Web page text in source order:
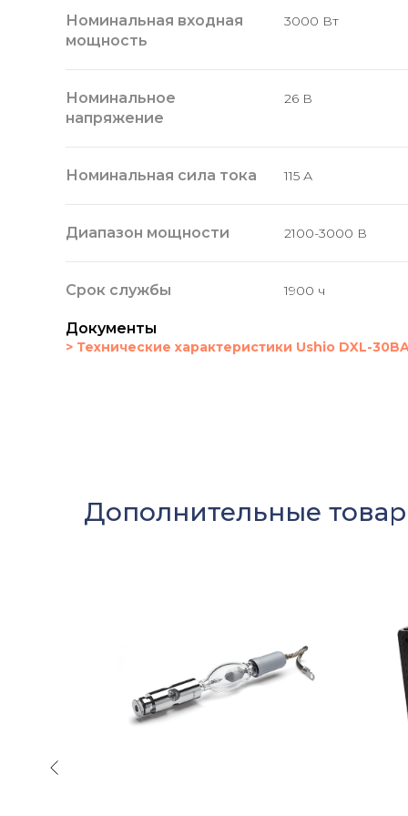
Номинальная входная
мощность
3000 Вт
Номинальное
напряжение
26 В
Номинальная сила тока 115 А
Диапазон мощности 2100-3000 В
Срок службы 1900 ч
Документы
> Технические характеристики Ushio DXL-
Дополнительные